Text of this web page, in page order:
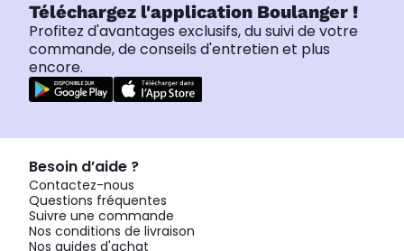
Téléchargez l'application Boulanger !
Profitez d'avantages exclusifs, du suivi de votre
commande, de conseils d'entretien et plus
encore.
Besoin d’aide ?
Contactez-nous
Questions fréquentes
Suivre une commande
Nos conditions de livraison
Nos guides d'achat